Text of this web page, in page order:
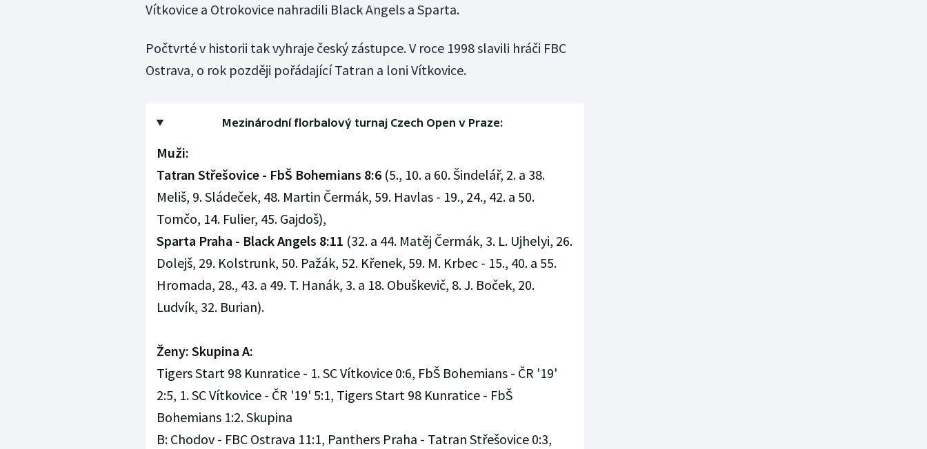
Vítkovice a Otrokovice nahradili Black Angels a Sparta.
Počtvrté v historii tak vyhraje český zástupce. V roce 1998 slavili hráči FBC
Ostrava, o rok později pořádající Tatran a loni Vítkovice.
Mezinárodní florbalový turnaj Czech Open v Praze:
Muži:
Tatran Střešovice - FbŠ Bohemians 8:6(5., 10. a 60. Šindelář, 2. a 38.
Meliš, 9. Sládeček, 48. Martin Čermák, 59. Havlas - 19., 24., 42. a 50.
Tomčo, 14. Fulier, 45. Gajdoš),
Sparta Praha - Black Angels 8:11 (32. a 44. Matěj Čermák, 3. L. Ujhelyi, 26.
Dolejš, 29. Kolstrunk, 50. Pažák, 52. Křenek, 59. M. Krbec - 15., 40. a 55.
Hromada, 28., 43. a 49. T. Hanák, 3. a 18. Obuškevič, 8. J. Boček, 20.
Ludvík, 32. Burian).
Ženy: Skupina A:
Tigers Start 98 Kunratice - 1. SC Vítkovice 0:6, FbŠ Bohemians - ČR '19'
2:5, 1. SC Vítkovice - ČR '19' 5:1, Tigers Start 98 Kunratice - FbŠ
Bohemians 1:2. Skupina
B: Chodov - FBC Ostrava 11:1, Panthers Praha - Tatran Střešovice 0:3,